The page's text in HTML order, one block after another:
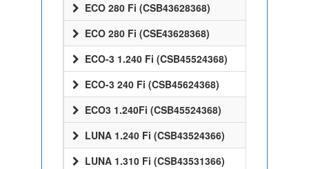
ECO 280 Fi (CSB43628368)
ECO 280 Fi (CSE43628368)
ECO-3 1.240 Fi (CSB45524368)
ECO-3 240 Fi (CSB45624368)
ECO3 1.240Fi (CSB45524368)
LUNA 1.240 Fi (CSB43524366)
LUNA 1.310 Fi (CSB43531366)